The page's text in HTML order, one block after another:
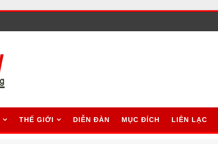
THẾ GIỚI DIỄN ĐÀN MỤC ĐÍCH LIÊN LẠC